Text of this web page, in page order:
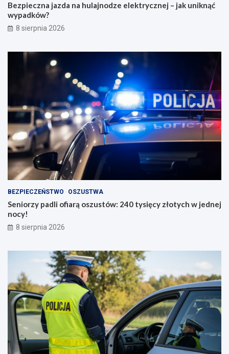
Bezpieczna jazda na hulajnodze elektrycznej – jak uniknąć
wypadków?
8 sierpnia 2026
BEZPIECZEŃSTWO OSZUSTWA
Seniorzy padli ofiarą oszustów: 240 tysięcy złotych w jednej
nocy!
8 sierpnia 2026